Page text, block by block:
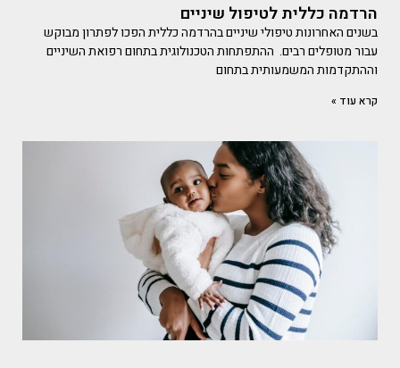
הרדמה כללית לטיפול שיניים
בשנים האחרונות טיפולי שיניים בהרדמה כללית הפכו לפתרון מבוקש
עבור מטופלים רבים. ההתפתחות הטכנולוגית בתחום רפואת השיניים
וההתקדמות המשמעותית בתחום
קרא עוד »